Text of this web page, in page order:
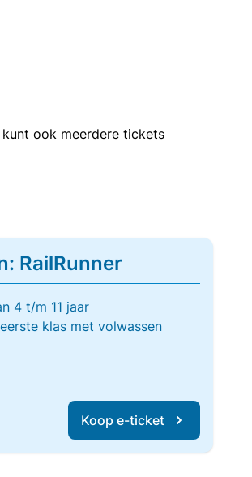
ook meerdere tickets
RailRunner
4 t/m 11 jaar
klas met volwassen
Koop e-ticket